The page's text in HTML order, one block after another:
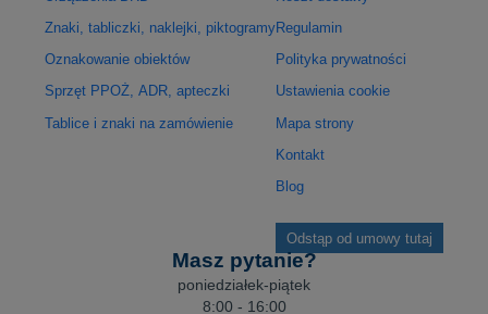
Znaki, tabliczki, naklejki, piktogramy
Oznakowanie obiektów
Sprzęt PPOŻ, ADR, apteczki
Tablice i znaki na zamówienie
Regulamin
Polityka prywatności
Ustawienia cookie
Mapa strony
Kontakt
Blog
Odstąp od umowy tutaj
Masz pytanie?
poniedziałek-piątek
8:00 - 16:00